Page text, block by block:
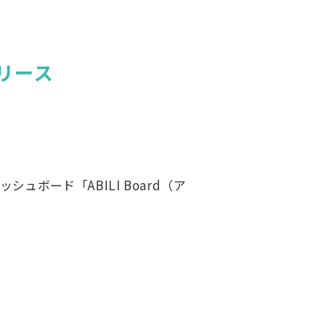
ース
シュボード「ABILI Board（ア